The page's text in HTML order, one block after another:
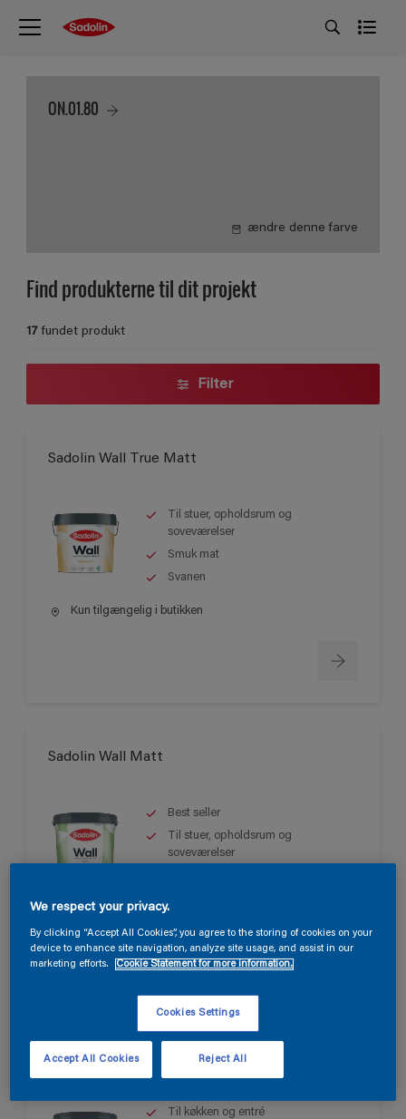
ON.01.80
ændre denne farve
Find produkterne til dit projekt
17fundet produkt
Filter
Sadolin Wall True Matt
Til stuer, opholdsrum og
soveværelser
Smuk mat
Svanen
Kun tilgængelig i butikken
Sadolin Wall Matt
Best seller
Til stuer, opholdsrum og
soveværelser
Kun tilgængelig i butikken
Sadolin Wall Semi Matt
Til køkken og entré
We respect your privacy.
By clicking “Accept All Cookies”, you agree to the storing of cookies on your
device to enhance site navigation, analyze site usage, and assist in our
marketing efforts.
Cookie Statement for more information.
Cookies Settings
Reject All
Accept All Cookies